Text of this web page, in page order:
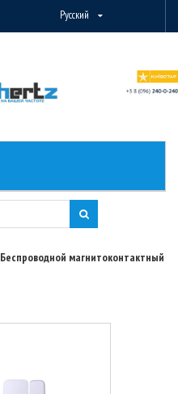
Русский
Беспроводной магнитоконтактный